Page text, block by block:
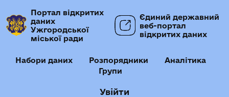
Портал відкритих
даних
Ужгородської
міської ради
Єдиний державний
веб-портал
відкритих даних
Набори даних Розпорядники
Аналітика
Групи
Увійти